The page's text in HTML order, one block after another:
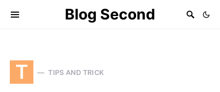
Blog Second
T TIPS AND TRICK